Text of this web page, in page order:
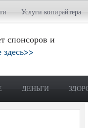
Услуги копирайтера
спонсоров и
ДЕНЬГИ